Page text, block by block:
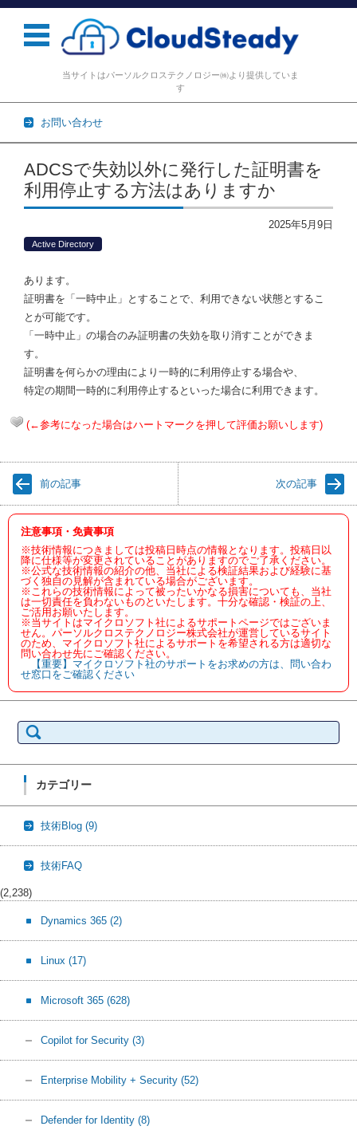
当サイトはパーソルクロステクノロジー㈱より提供していま
す
お問い合わせ
コンテンツに移動
ADCSで失効以外に発行した証明書を
利用停止する方法はありますか
2025年5月9日
Active Directory
あります。
証明書を「一時中止」とすることで、利用できない状態とするこ
とが可能です。
「一時中止」の場合のみ証明書の失効を取り消すことができま
す。
証明書を何らかの理由により一時的に利用停止する場合や、
特定の期間一時的に利用停止するといった場合に利用できます。
(←参考になった場合はハートマークを押して評価お願いします)
前の記事 次の記事
注意事項・免責事項
※技術情報につきましては投稿日時点の情報となります。投稿日以
降に仕様等が変更されていることがありますのでご了承ください。
※公式な技術情報の紹介の他、当社による検証結果および経験に基
づく独自の見解が含まれている場合がございます。
※これらの技術情報によって被ったいかなる損害についても、当社
は一切責任を負わないものといたします。十分な確認・検証の上、
ご活用お願いたします。
※当サイトはマイクロソフト社によるサポートページではございま
せん。パーソルクロステクノロジー株式会社が運営しているサイト
のため、マイクロソフト社によるサポートを希望される方は適切な
問い合わせ先にご確認ください。
【重要】マイクロソフト社のサポートをお求めの方は、問い合わ
せ窓口をご確認ください
索:
カテゴリー
技術Blog (9)
技術FAQ
(2,238)
Dynamics 365 (2)
Linux (17)
Microsoft 365 (628)
Copilot for Security (3)
Enterprise Mobility + Security (52)
Defender for Identity (8)